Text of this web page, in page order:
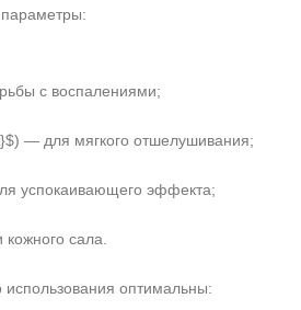
с воспалениями;
— для мягкого отшелушивания;
успокаивающего эффекта;
сала.
оптимальны: